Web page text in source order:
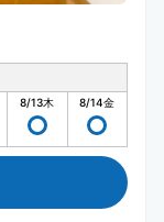
8/13木 8/14金